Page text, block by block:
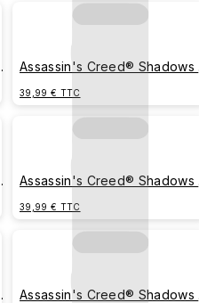
Assassin's Creed® Shadows
39,99 € TTC
Assassin's Creed® Shadows
39,99 € TTC
Assassin's Creed® Shadows